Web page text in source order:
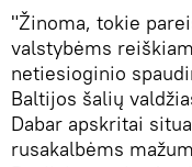
"Žinoma, tokie
valstybėms
netiesioginio
Baltijos šalių
Dabar apskritai
rusakalbėms